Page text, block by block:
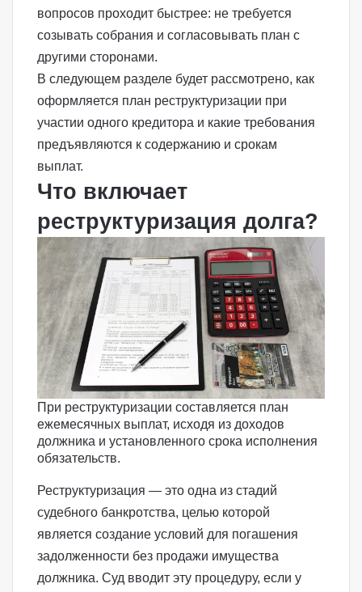
вопросов проходит быстрее: не требуется
созывать собрания и согласовывать план с
другими сторонами.
В следующем разделе будет рассмотрено, как
оформляется план реструктуризации при
участии одного кредитора и какие требования
предъявляются к содержанию и срокам
выплат.
Что включает
реструктуризация долга?
При реструктуризации составляется план
ежемесячных выплат, исходя из доходов
должника и установленного срока исполнения
обязательств.
Реструктуризация — это одна из стадий
судебного банкротства, целью которой
является создание условий для погашения
задолженности без продажи имущества
должника. Суд вводит эту процедуру, если у